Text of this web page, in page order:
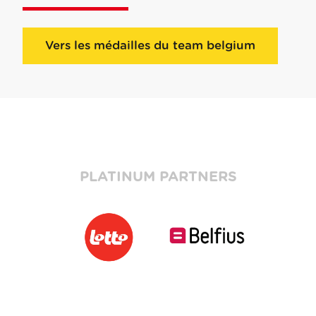
Vers les médailles du team belgium
PLATINUM PARTNERS